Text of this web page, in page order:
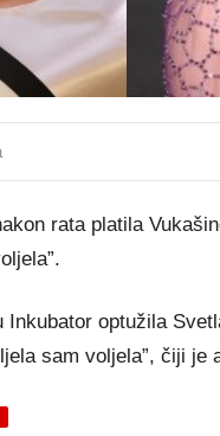
rata platila
Inkubator optužila
sam voljela”, čiji